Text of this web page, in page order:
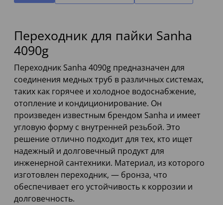
Переходник для пайки Sanha
4090g
Переходник Sanha 4090g предназначен для
соединения медных труб в различных системах,
таких как горячее и холодное водоснабжение,
отопление и кондиционирование. Он
произведен известным брендом Sanha и имеет
угловую форму с внутренней резьбой. Это
решение отлично подходит для тех, кто ищет
надежный и долговечный продукт для
инженерной сантехники. Материал, из которого
изготовлен переходник, — бронза, что
обеспечивает его устойчивость к коррозии и
долговечность.